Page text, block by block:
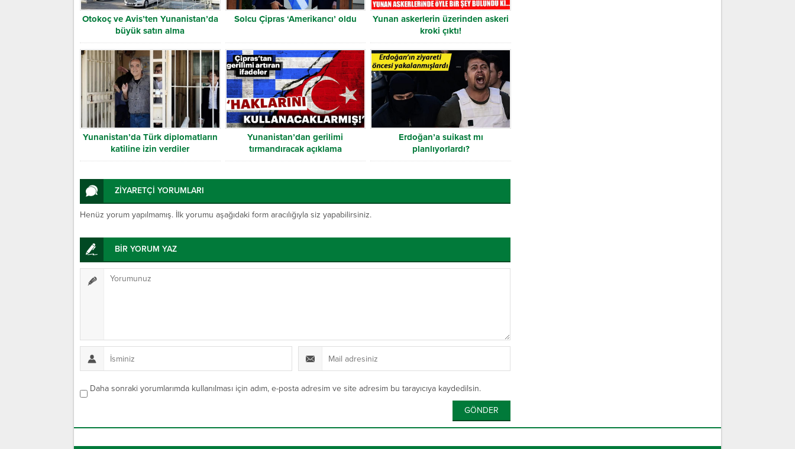
Otokoç ve Avis’ten Yunanistan’da
büyük satın alma
Solcu Çipras ‘Amerikancı’ oldu
Yunan askerlerin üzerinden askeri
kroki çıktı!
Yunanistan’da Türk diplomatların
katiline izin verdiler
Yunanistan’dan gerilimi
tırmandıracak açıklama
Erdoğan’a suikast mı
planlıyorlardı?
ZİYARETÇİ YORUMLARI
Henüz yorum yapılmamış. İlk yorumu aşağıdaki form aracılığıyla siz yapabilirsiniz.
BİR YORUM YAZ
Daha sonraki yorumlarımda kullanılması için adım, e-posta adresim ve site adresim bu tarayıcıya kaydedilsin.